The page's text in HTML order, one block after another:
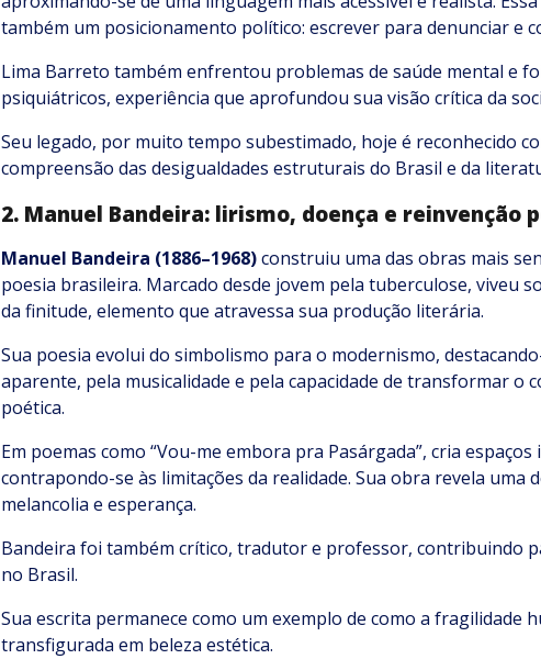
também um posicionamento político: escrever para denunciar e
Lima Barreto também enfrentou problemas de saúde mental e
psiquiátricos, experiência que aprofundou sua visão crítica da
Seu legado, por muito tempo subestimado, hoje é reconhecido
compreensão das desigualdades estruturais do Brasil e da
2. Manuel Bandeira: lirismo, doença e reinvenção
Manuel Bandeira (1886–1968)construiu uma das obras mais
poesia brasileira. Marcado desde jovem pela tuberculose, viveu
da finitude, elemento que atravessa sua produção literária.
Sua poesia evolui do simbolismo para o modernismo,
aparente, pela musicalidade e pela capacidade de transformar o
poética.
Em poemas como “Vou-me embora pra Pasárgada”, cria
contrapondo-se às limitações da realidade. Sua obra revela uma
melancolia e esperança.
Bandeira foi também crítico, tradutor e professor, contribuindo
no Brasil.
Sua escrita permanece como um exemplo de como a fragilidade
transfigurada em beleza estética.